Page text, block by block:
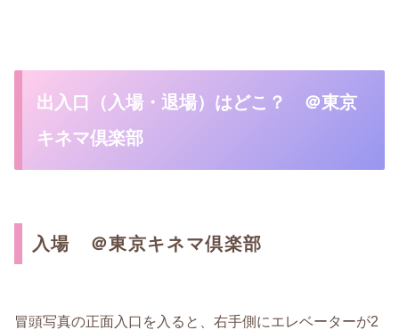
出入口（入場・退場）はどこ？ ＠東京
キネマ倶楽部
入場 ＠東京キネマ倶楽部
冒頭写真の正面入口を入ると、右手側にエレベーターが2